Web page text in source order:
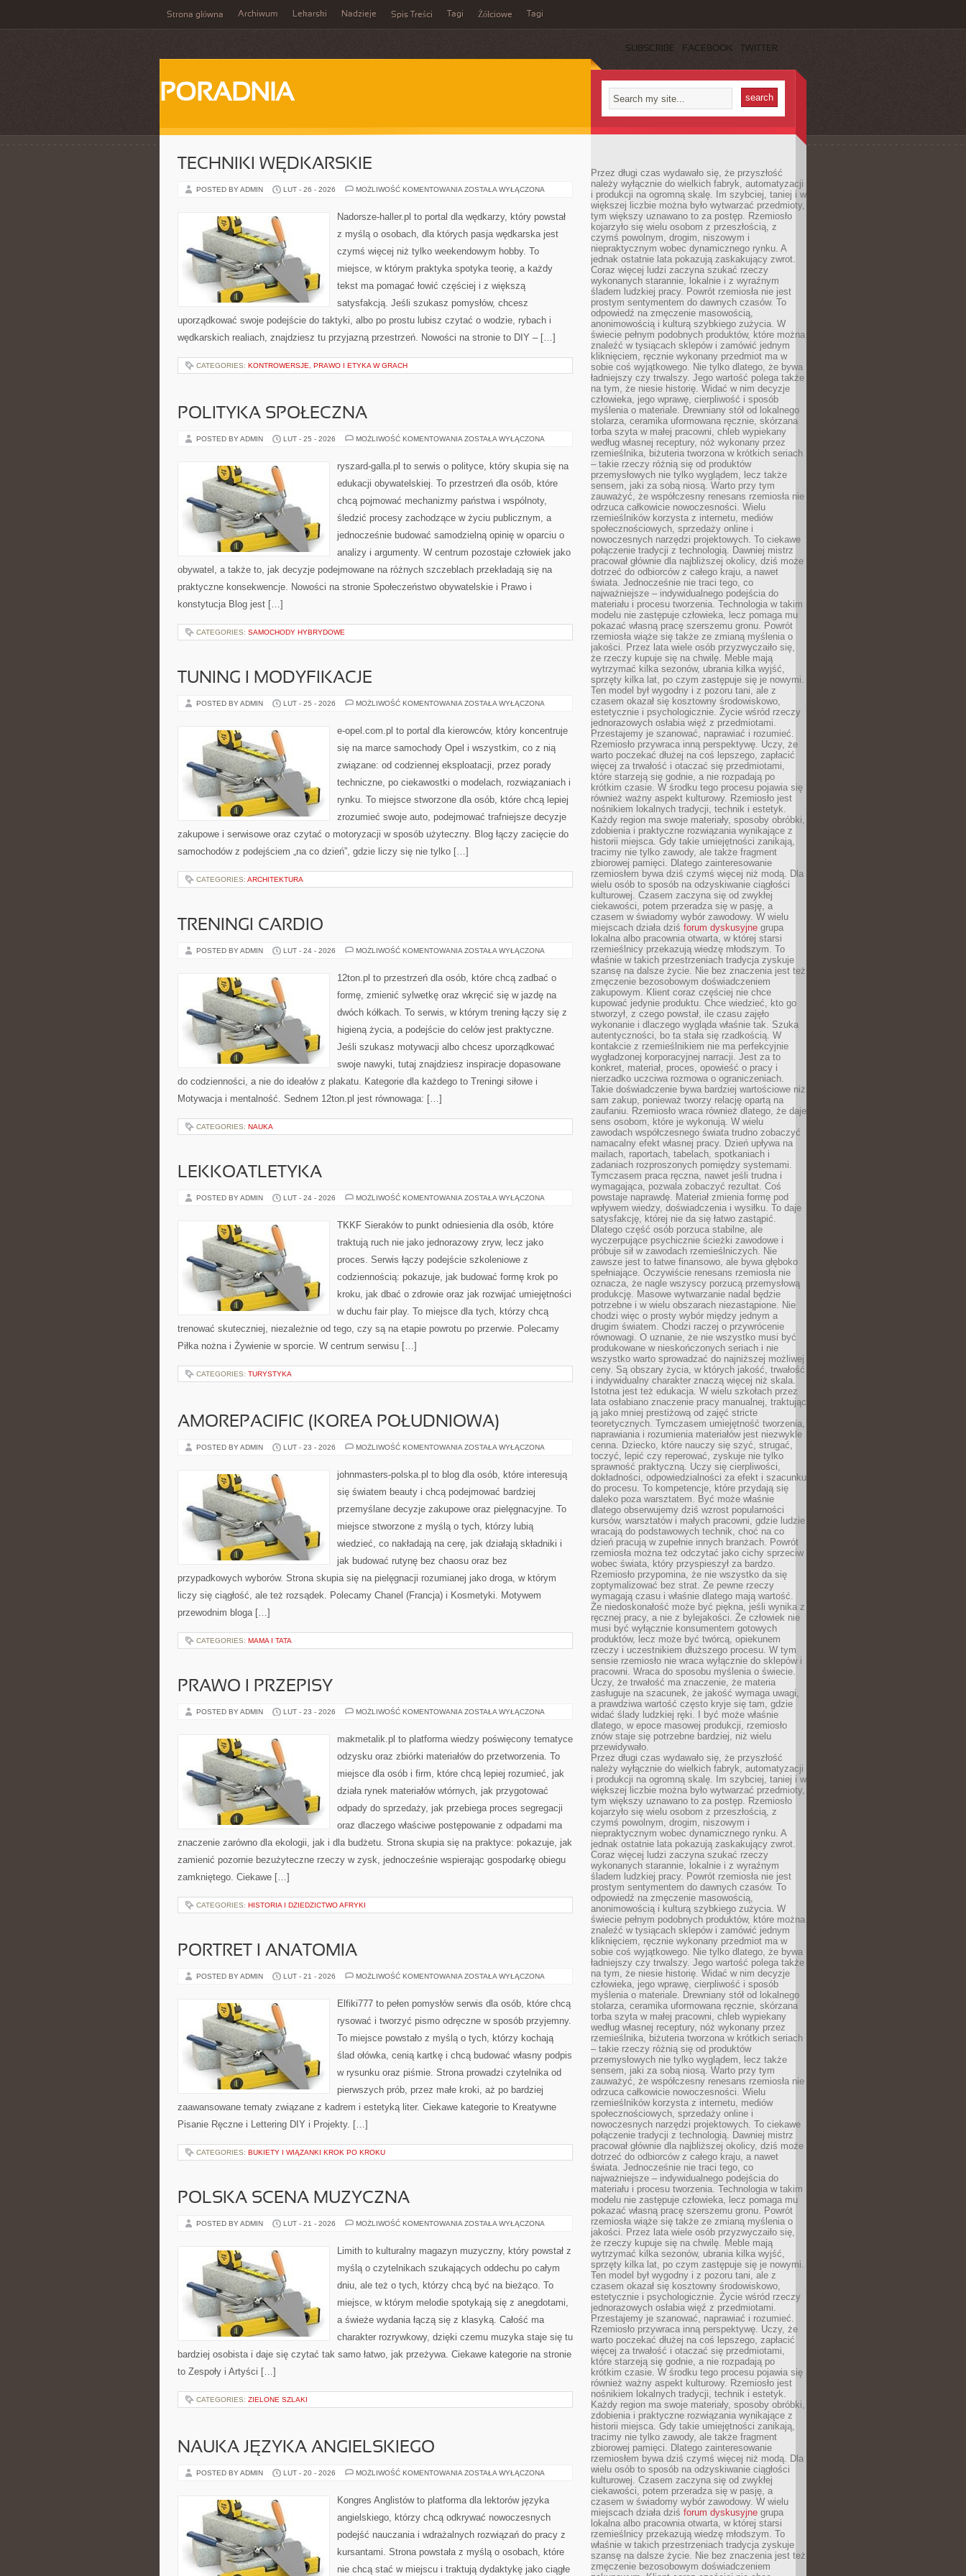
Strona główna Archiwum Lekarski Nadzieje Spis Treści Tagi Żółciowe Tagi
SUBSCRIBE FACEBOOK TWITTER
PORADNIA
TECHNIKI WĘDKARSKIE
POSTED BY ADMIN LUT - 26 - 2026 MOŻLIWOŚĆ KOMENTOWANIA TECHNIKI
ZOSTAŁA WYŁĄCZONA
Nadorsze-haller.pl to portal dla wędkarzy, który powstał
z myślą o osobach, dla których pasja wędkarska jest
czymś więcej niż tylko weekendowym hobby. To
miejsce, w którym praktyka spotyka teorię, a każdy
tekst ma pomagać łowić częściej i z większą
satysfakcją. Jeśli szukasz pomysłów, chcesz
uporządkować swoje podejście do taktyki, albo po prostu lubisz czytać o wodzie, rybach i
wędkarskich realiach, znajdziesz tu przyjazną przestrzeń. Nowości na stronie to DIY – […]
CATEGORIES: KONTROWERSJE, PRAWO I ETYKA W GRACH
POLITYKA SPOŁECZNA
POSTED BY ADMIN LUT - 25 - 2026 MOŻLIWOŚĆ KOMENTOWANIA POLITYKA
ZOSTAŁA WYŁĄCZONA
ryszard-galla.pl to serwis o polityce, który skupia się na
edukacji obywatelskiej. To przestrzeń dla osób, które
chcą pojmować mechanizmy państwa i wspólnoty,
śledzić procesy zachodzące w życiu publicznym, a
jednocześnie budować samodzielną opinię w oparciu o
analizy i argumenty. W centrum pozostaje człowiek jako
obywatel, a także to, jak decyzje podejmowane na różnych szczeblach przekładają się na
praktyczne konsekwencje. Nowości na stronie Społeczeństwo obywatelskie i Prawo i
konstytucja Blog jest […]
CATEGORIES: SAMOCHODY HYBRYDOWE
TUNING I MODYFIKACJE
POSTED BY ADMIN LUT - 25 - 2026 MOŻLIWOŚĆ KOMENTOWANIA TUNING
ZOSTAŁA WYŁĄCZONA
e-opel.com.pl to portal dla kierowców, który koncentruje
się na marce samochody Opel i wszystkim, co z nią
związane: od codziennej eksploatacji, przez porady
techniczne, po ciekawostki o modelach, rozwiązaniach i
rynku. To miejsce stworzone dla osób, które chcą lepiej
zrozumieć swoje auto, podejmować trafniejsze decyzje
zakupowe i serwisowe oraz czytać o motoryzacji w sposób użyteczny. Blog łączy zacięcie do
samochodów z podejściem „na co dzień”, gdzie liczy się nie tylko […]
CATEGORIES: ARCHITEKTURA
TRENINGI CARDIO
POSTED BY ADMIN LUT - 24 - 2026 MOŻLIWOŚĆ KOMENTOWANIA TRENINGI
ZOSTAŁA WYŁĄCZONA
12ton.pl to przestrzeń dla osób, które chcą zadbać o
formę, zmienić sylwetkę oraz wkręcić się w jazdę na
dwóch kółkach. To serwis, w którym trening łączy się z
higieną życia, a podejście do celów jest praktyczne.
Jeśli szukasz motywacji albo chcesz uporządkować
swoje nawyki, tutaj znajdziesz inspiracje dopasowane
do codzienności, a nie do ideałów z plakatu. Kategorie dla każdego to Treningi siłowe i
Motywacja i mentalność. Sednem 12ton.pl jest równowaga: […]
CATEGORIES: NAUKA
LEKKOATLETYKA
POSTED BY ADMIN LUT - 24 - 2026 MOŻLIWOŚĆ KOMENTOWANIA LEKKOATLETYKA
ZOSTAŁA WYŁĄCZONA
TKKF Sieraków to punkt odniesienia dla osób, które
traktują ruch nie jako jednorazowy zryw, lecz jako
proces. Serwis łączy podejście szkoleniowe z
codziennością: pokazuje, jak budować formę krok po
kroku, jak dbać o zdrowie oraz jak rozwijać umiejętności
w duchu fair play. To miejsce dla tych, którzy chcą
trenować skuteczniej, niezależnie od tego, czy są na etapie powrotu po przerwie. Polecamy
Piłka nożna i Żywienie w sporcie. W centrum serwisu […]
CATEGORIES: TURYSTYKA
AMOREPACIFIC (KOREA POŁUDNIOWA)
POSTED BY ADMIN LUT - 23 - 2026 MOŻLIWOŚĆ KOMENTOWANIA AMOREPACIFIC
ZOSTAŁA WYŁĄCZONA
johnmasters-polska.pl to blog dla osób, które interesują
się światem beauty i chcą podejmować bardziej
przemyślane decyzje zakupowe oraz pielęgnacyjne. To
miejsce stworzone z myślą o tych, którzy lubią
wiedzieć, co nakładają na cerę, jak działają składniki i
jak budować rutynę bez chaosu oraz bez
przypadkowych wyborów. Strona skupia się na pielęgnacji rozumianej jako droga, w którym
liczy się ciągłość, ale też rozsądek. Polecamy Chanel (Francja) i Kosmetyki. Motywem
przewodnim bloga […]
CATEGORIES: MAMA I TATA
PRAWO I PRZEPISY
POSTED BY ADMIN LUT - 23 - 2026 MOŻLIWOŚĆ KOMENTOWANIA PRAWO
ZOSTAŁA WYŁĄCZONA
makmetalik.pl to platforma wiedzy poświęcony tematyce
odzysku oraz zbiórki materiałów do przetworzenia. To
miejsce dla osób i firm, które chcą lepiej rozumieć, jak
działa rynek materiałów wtórnych, jak przygotować
odpady do sprzedaży, jak przebiega proces segregacji
oraz dlaczego właściwe postępowanie z odpadami ma
znaczenie zarówno dla ekologii, jak i dla budżetu. Strona skupia się na praktyce: pokazuje, jak
zamienić pozornie bezużyteczne rzeczy w zysk, jednocześnie wspierając gospodarkę obiegu
zamkniętego. Ciekawe […]
CATEGORIES: HISTORIA I DZIEDZICTWO AFRYKI
PORTRET I ANATOMIA
POSTED BY ADMIN LUT - 21 - 2026 MOŻLIWOŚĆ KOMENTOWANIA PORTRET
ZOSTAŁA WYŁĄCZONA
Elfiki777 to pełen pomysłów serwis dla osób, które chcą
rysować i tworzyć pismo odręczne w sposób przyjemny.
To miejsce powstało z myślą o tych, którzy kochają
ślad ołówka, cenią kartkę i chcą budować własny podpis
w rysunku oraz piśmie. Strona prowadzi czytelnika od
pierwszych prób, przez małe kroki, aż po bardziej
zaawansowane tematy związane z kadrem i estetyką liter. Ciekawe kategorie to Kreatywne
Pisanie Ręczne i Lettering DIY i Projekty. […]
CATEGORIES: BUKIETY I WIĄZANKI KROK PO KROKU
POLSKA SCENA MUZYCZNA
POSTED BY ADMIN LUT - 21 - 2026 MOŻLIWOŚĆ KOMENTOWANIA POLSKA
ZOSTAŁA WYŁĄCZONA
Limith to kulturalny magazyn muzyczny, który powstał z
myślą o czytelnikach szukających oddechu po całym
dniu, ale też o tych, którzy chcą być na bieżąco. To
miejsce, w którym melodie spotykają się z anegdotami,
a świeże wydania łączą się z klasyką. Całość ma
charakter rozrywkowy, dzięki czemu muzyka staje się tu
bardziej osobista i daje się czytać tak samo łatwo, jak przeżywa. Ciekawe kategorie na stronie
to Zespoły i Artyści […]
CATEGORIES: ZIELONE SZLAKI
NAUKA JĘZYKA ANGIELSKIEGO
POSTED BY ADMIN LUT - 20 - 2026 MOŻLIWOŚĆ KOMENTOWANIA NAUKA
ZOSTAŁA WYŁĄCZONA
Kongres Anglistów to platforma dla lektorów języka
angielskiego, którzy chcą odkrywać nowoczesnych
podejść nauczania i wdrażalnych rozwiązań do pracy z
kursantami. Strona powstała z myślą o osobach, które
nie chcą stać w miejscu i traktują dydaktykę jako ciągłe
Przez długi czas wydawało się, że przyszłość
należy wyłącznie do wielkich fabryk, automatyzacji
i produkcji na ogromną skalę. Im szybciej, taniej i w
większej liczbie można było wytwarzać przedmioty,
tym większy uznawano to za postęp. Rzemiosło
kojarzyło się wielu osobom z przeszłością, z
czymś powolnym, drogim, niszowym i
niepraktycznym wobec dynamicznego rynku. A
jednak ostatnie lata pokazują zaskakujący zwrot.
Coraz więcej ludzi zaczyna szukać rzeczy
wykonanych starannie, lokalnie i z wyraźnym
śladem ludzkiej pracy. Powrót rzemiosła nie jest
prostym sentymentem do dawnych czasów. To
odpowiedź na zmęczenie masowością,
anonimowością i kulturą szybkiego zużycia. W
świecie pełnym podobnych produktów, które można
znaleźć w tysiącach sklepów i zamówić jednym
kliknięciem, ręcznie wykonany przedmiot ma w
sobie coś wyjątkowego. Nie tylko dlatego, że bywa
ładniejszy czy trwalszy. Jego wartość polega także
na tym, że niesie historię. Widać w nim decyzje
człowieka, jego wprawę, cierpliwość i sposób
myślenia o materiale. Drewniany stół od lokalnego
stolarza, ceramika uformowana ręcznie, skórzana
torba szyta w małej pracowni, chleb wypiekany
według własnej receptury, nóż wykonany przez
rzemieślnika, biżuteria tworzona w krótkich seriach
– takie rzeczy różnią się od produktów
przemysłowych nie tylko wyglądem, lecz także
sensem, jaki za sobą niosą. Warto przy tym
zauważyć, że współczesny renesans rzemiosła nie
odrzuca całkowicie nowoczesności. Wielu
rzemieślników korzysta z internetu, mediów
społecznościowych, sprzedaży online i
nowoczesnych narzędzi projektowych. To ciekawe
połączenie tradycji z technologią. Dawniej mistrz
pracował głównie dla najbliższej okolicy, dziś może
dotrzeć do odbiorców z całego kraju, a nawet
świata. Jednocześnie nie traci tego, co
najważniejsze – indywidualnego podejścia do
materiału i procesu tworzenia. Technologia w takim
modelu nie zastępuje człowieka, lecz pomaga mu
pokazać własną pracę szerszemu gronu. Powrót
rzemiosła wiąże się także ze zmianą myślenia o
jakości. Przez lata wiele osób przyzwyczaiło się,
że rzeczy kupuje się na chwilę. Meble mają
wytrzymać kilka sezonów, ubrania kilka wyjść,
sprzęty kilka lat, po czym zastępuje się je nowymi.
Ten model był wygodny i z pozoru tani, ale z
czasem okazał się kosztowny środowiskowo,
estetycznie i psychologicznie. Życie wśród rzeczy
jednorazowych osłabia więź z przedmiotami.
Przestajemy je szanować, naprawiać i rozumieć.
Rzemiosło przywraca inną perspektywę. Uczy, że
warto poczekać dłużej na coś lepszego, zapłacić
więcej za trwałość i otaczać się przedmiotami,
które starzeją się godnie, a nie rozpadają po
krótkim czasie. W środku tego procesu pojawia się
również ważny aspekt kulturowy. Rzemiosło jest
nośnikiem lokalnych tradycji, technik i estetyk.
Każdy region ma swoje materiały, sposoby obróbki,
zdobienia i praktyczne rozwiązania wynikające z
historii miejsca. Gdy takie umiejętności zanikają,
tracimy nie tylko zawody, ale także fragment
zbiorowej pamięci. Dlatego zainteresowanie
rzemiosłem bywa dziś czymś więcej niż modą. Dla
wielu osób to sposób na odzyskiwanie ciągłości
kulturowej. Czasem zaczyna się od zwykłej
ciekawości, potem przeradza się w pasję, a
czasem w świadomy wybór zawodowy. W wielu
miejscach działa dziś forum dyskusyjne grupa
lokalna albo pracownia otwarta, w której starsi
rzemieślnicy przekazują wiedzę młodszym. To
właśnie w takich przestrzeniach tradycja zyskuje
szansę na dalsze życie. Nie bez znaczenia jest też
zmęczenie bezosobowym doświadczeniem
zakupowym. Klient coraz częściej nie chce
kupować jedynie produktu. Chce wiedzieć, kto go
stworzył, z czego powstał, ile czasu zajęło
wykonanie i dlaczego wygląda właśnie tak. Szuka
autentyczności, bo ta stała się rzadkością. W
kontakcie z rzemieślnikiem nie ma perfekcyjnie
wygładzonej korporacyjnej narracji. Jest za to
konkret, materiał, proces, opowieść o pracy i
nierzadko uczciwa rozmowa o ograniczeniach.
Takie doświadczenie bywa bardziej wartościowe niż
sam zakup, ponieważ tworzy relację opartą na
zaufaniu. Rzemiosło wraca również dlatego, że daje
sens osobom, które je wykonują. W wielu
zawodach współczesnego świata trudno zobaczyć
namacalny efekt własnej pracy. Dzień upływa na
mailach, raportach, tabelach, spotkaniach i
zadaniach rozproszonych pomiędzy systemami.
Tymczasem praca ręczna, nawet jeśli trudna i
wymagająca, pozwala zobaczyć rezultat. Coś
powstaje naprawdę. Materiał zmienia formę pod
wpływem wiedzy, doświadczenia i wysiłku. To daje
satysfakcję, której nie da się łatwo zastąpić.
Dlatego część osób porzuca stabilne, ale
wyczerpujące psychicznie ścieżki zawodowe i
próbuje sił w zawodach rzemieślniczych. Nie
zawsze jest to łatwe finansowo, ale bywa głęboko
spełniające. Oczywiście renesans rzemiosła nie
oznacza, że nagle wszyscy porzucą przemysłową
produkcję. Masowe wytwarzanie nadal będzie
potrzebne i w wielu obszarach niezastąpione. Nie
chodzi więc o prosty wybór między jednym a
drugim światem. Chodzi raczej o przywrócenie
równowagi. O uznanie, że nie wszystko musi być
produkowane w nieskończonych seriach i nie
wszystko warto sprowadzać do najniższej możliwej
ceny. Są obszary życia, w których jakość, trwałość
i indywidualny charakter znaczą więcej niż skala.
Istotna jest też edukacja. W wielu szkołach przez
lata osłabiano znaczenie pracy manualnej, traktując
ją jako mniej prestiżową od zajęć stricte
teoretycznych. Tymczasem umiejętność tworzenia,
naprawiania i rozumienia materiałów jest niezwykle
cenna. Dziecko, które nauczy się szyć, strugać,
toczyć, lepić czy reperować, zyskuje nie tylko
sprawność praktyczną. Uczy się cierpliwości,
dokładności, odpowiedzialności za efekt i szacunku
do procesu. To kompetencje, które przydają się
daleko poza warsztatem. Być może właśnie
dlatego obserwujemy dziś wzrost popularności
kursów, warsztatów i małych pracowni, gdzie ludzie
wracają do podstawowych technik, choć na co
dzień pracują w zupełnie innych branżach. Powrót
rzemiosła można też odczytać jako cichy sprzeciw
wobec świata, który przyspieszył za bardzo.
Rzemiosło przypomina, że nie wszystko da się
zoptymalizować bez strat. Że pewne rzeczy
wymagają czasu i właśnie dlatego mają wartość.
Że niedoskonałość może być piękna, jeśli wynika z
ręcznej pracy, a nie z bylejakości. Że człowiek nie
musi być wyłącznie konsumentem gotowych
produktów, lecz może być twórcą, opiekunem
rzeczy i uczestnikiem dłuższego procesu. W tym
sensie rzemiosło nie wraca wyłącznie do sklepów i
pracowni. Wraca do sposobu myślenia o świecie.
Uczy, że trwałość ma znaczenie, że materia
zasługuje na szacunek, że jakość wymaga uwagi,
a prawdziwa wartość często kryje się tam, gdzie
widać ślady ludzkiej ręki. I być może właśnie
dlatego, w epoce masowej produkcji, rzemiosło
znów staje się potrzebne bardziej, niż wielu
przewidywało.
Przez długi czas wydawało się, że przyszłość
należy wyłącznie do wielkich fabryk, automatyzacji
i produkcji na ogromną skalę. Im szybciej, taniej i w
większej liczbie można było wytwarzać przedmioty,
tym większy uznawano to za postęp. Rzemiosło
kojarzyło się wielu osobom z przeszłością, z
czymś powolnym, drogim, niszowym i
niepraktycznym wobec dynamicznego rynku. A
jednak ostatnie lata pokazują zaskakujący zwrot.
Coraz więcej ludzi zaczyna szukać rzeczy
wykonanych starannie, lokalnie i z wyraźnym
śladem ludzkiej pracy. Powrót rzemiosła nie jest
prostym sentymentem do dawnych czasów. To
odpowiedź na zmęczenie masowością,
anonimowością i kulturą szybkiego zużycia. W
świecie pełnym podobnych produktów, które można
znaleźć w tysiącach sklepów i zamówić jednym
kliknięciem, ręcznie wykonany przedmiot ma w
sobie coś wyjątkowego. Nie tylko dlatego, że bywa
ładniejszy czy trwalszy. Jego wartość polega także
na tym, że niesie historię. Widać w nim decyzje
człowieka, jego wprawę, cierpliwość i sposób
myślenia o materiale. Drewniany stół od lokalnego
stolarza, ceramika uformowana ręcznie, skórzana
torba szyta w małej pracowni, chleb wypiekany
według własnej receptury, nóż wykonany przez
rzemieślnika, biżuteria tworzona w krótkich seriach
– takie rzeczy różnią się od produktów
przemysłowych nie tylko wyglądem, lecz także
sensem, jaki za sobą niosą. Warto przy tym
zauważyć, że współczesny renesans rzemiosła nie
odrzuca całkowicie nowoczesności. Wielu
rzemieślników korzysta z internetu, mediów
społecznościowych, sprzedaży online i
nowoczesnych narzędzi projektowych. To ciekawe
połączenie tradycji z technologią. Dawniej mistrz
pracował głównie dla najbliższej okolicy, dziś może
dotrzeć do odbiorców z całego kraju, a nawet
świata. Jednocześnie nie traci tego, co
najważniejsze – indywidualnego podejścia do
materiału i procesu tworzenia. Technologia w takim
modelu nie zastępuje człowieka, lecz pomaga mu
pokazać własną pracę szerszemu gronu. Powrót
rzemiosła wiąże się także ze zmianą myślenia o
jakości. Przez lata wiele osób przyzwyczaiło się,
że rzeczy kupuje się na chwilę. Meble mają
wytrzymać kilka sezonów, ubrania kilka wyjść,
sprzęty kilka lat, po czym zastępuje się je nowymi.
Ten model był wygodny i z pozoru tani, ale z
czasem okazał się kosztowny środowiskowo,
estetycznie i psychologicznie. Życie wśród rzeczy
jednorazowych osłabia więź z przedmiotami.
Przestajemy je szanować, naprawiać i rozumieć.
Rzemiosło przywraca inną perspektywę. Uczy, że
warto poczekać dłużej na coś lepszego, zapłacić
więcej za trwałość i otaczać się przedmiotami,
które starzeją się godnie, a nie rozpadają po
krótkim czasie. W środku tego procesu pojawia się
również ważny aspekt kulturowy. Rzemiosło jest
nośnikiem lokalnych tradycji, technik i estetyk.
Każdy region ma swoje materiały, sposoby obróbki,
zdobienia i praktyczne rozwiązania wynikające z
historii miejsca. Gdy takie umiejętności zanikają,
tracimy nie tylko zawody, ale także fragment
zbiorowej pamięci. Dlatego zainteresowanie
rzemiosłem bywa dziś czymś więcej niż modą. Dla
wielu osób to sposób na odzyskiwanie ciągłości
kulturowej. Czasem zaczyna się od zwykłej
ciekawości, potem przeradza się w pasję, a
czasem w świadomy wybór zawodowy. W wielu
miejscach działa dziś forum dyskusyjne grupa
lokalna albo pracownia otwarta, w której starsi
rzemieślnicy przekazują wiedzę młodszym. To
właśnie w takich przestrzeniach tradycja zyskuje
szansę na dalsze życie. Nie bez znaczenia jest też
zmęczenie bezosobowym doświadczeniem